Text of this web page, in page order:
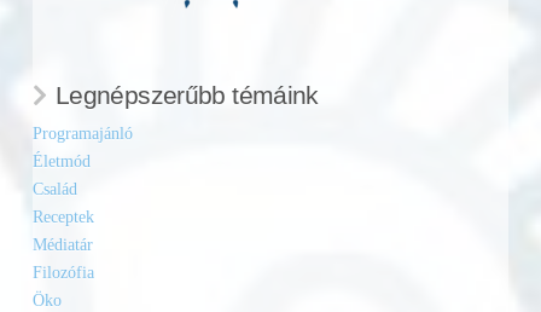
Legnépszerűbb témáink
Programajánló
Életmód
Család
Receptek
Médiatár
Filozófia
Öko